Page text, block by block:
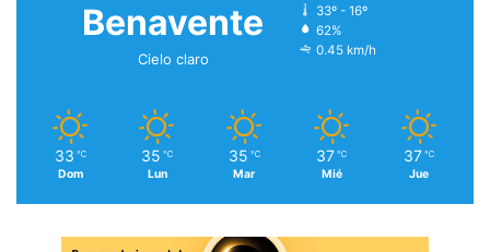
Benavente
Cielo claro
33º - 16º
62%
0.45 km/h
33 ℃
Dom
35 ℃
Lun
35 ℃
Mar
37 ℃
Mié
37 ℃
Jue